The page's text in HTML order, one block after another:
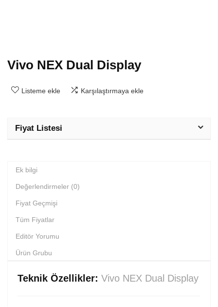
Vivo NEX Dual Display
Listeme ekle Karşılaştırmaya ekle
Fiyat Listesi
Ek bilgi
Değerlendirmeler (0)
Fiyat Geçmişi
Tüm Fiyatlar
Editör Yorumu
Ürün Grubu
Teknik Özellikler: Vivo NEX Dual Display